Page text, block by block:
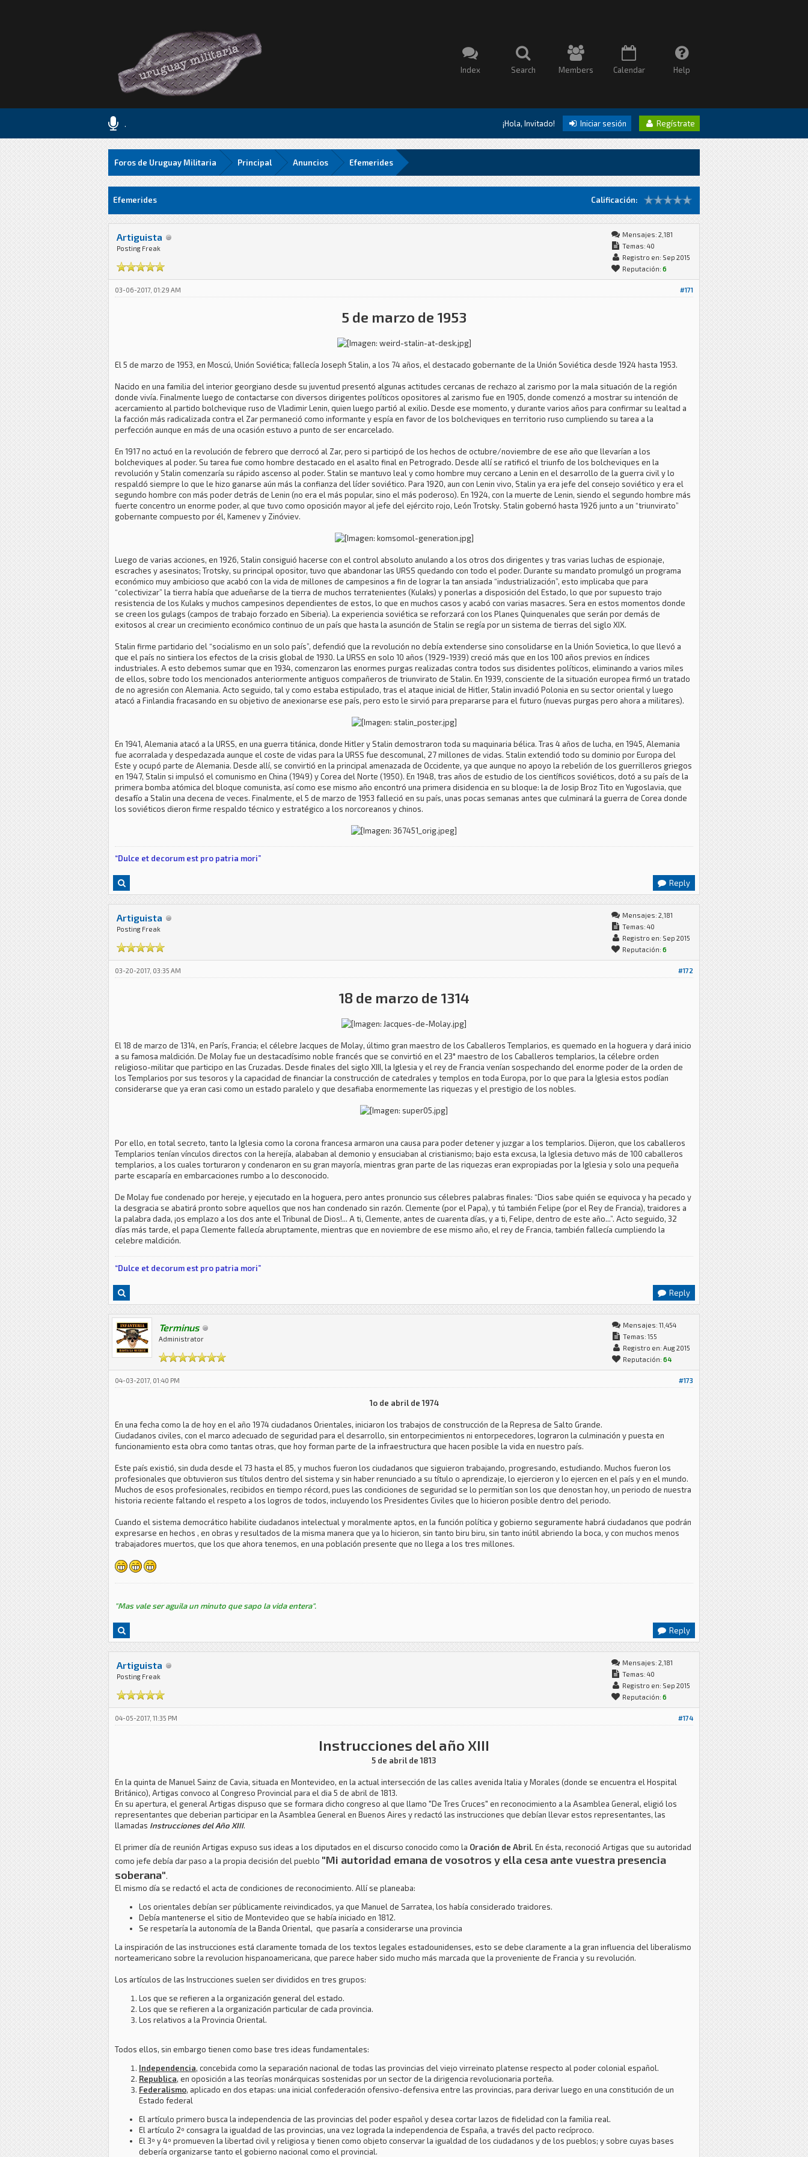
Index Search Members Calendar Help
. ¡Hola, Invitado! Iniciar sesión Regístrate
Foros de Uruguay Militaria Principal Anuncios Efemerides
Calificación:
0 voto(s) - 0 Media
1
2
3
4
5 Efemerides
Artiguista
Posting Freak
Mensajes: 2,181
Temas: 40
Registro en: Sep 2015
Reputación: 6
#171
03-06-2017, 01:29 AM
5 de marzo de 1953
El 5 de marzo de 1953, en Moscú, Unión Soviética; fallecía Joseph Stalin, a los 74 años, el destacado gobernante de la Unión Soviética desde 1924 hasta 1953.
Nacido en una familia del interior georgiano desde su juventud presentó algunas actitudes cercanas de rechazo al zarismo por la mala situación de la región
donde vivía. Finalmente luego de contactarse con diversos dirigentes políticos opositores al zarismo fue en 1905, donde comenzó a mostrar su intención de
acercamiento al partido bolchevique ruso de Vladimir Lenin, quien luego partió al exilio. Desde ese momento, y durante varios años para confirmar su lealtad a
la facción más radicalizada contra el Zar permaneció como informante y espía en favor de los bolcheviques en territorio ruso cumpliendo su tarea a la
perfección aunque en más de una ocasión estuvo a punto de ser encarcelado.
En 1917 no actuó en la revolución de febrero que derrocó al Zar, pero si participó de los hechos de octubre/noviembre de ese año que llevarían a los
bolcheviques al poder. Su tarea fue como hombre destacado en el asalto final en Petrogrado. Desde allí se ratificó el triunfo de los bolcheviques en la
revolución y Stalin comenzaría su rápido ascenso al poder. Stalin se mantuvo leal y como hombre muy cercano a Lenin en el desarrollo de la guerra civil y lo
respaldó siempre lo que le hizo ganarse aún más la confianza del líder soviético. Para 1920, aun con Lenin vivo, Stalin ya era jefe del consejo soviético y era el
segundo hombre con más poder detrás de Lenin (no era el más popular, sino el más poderoso). En 1924, con la muerte de Lenin, siendo el segundo hombre más
fuerte concentro un enorme poder, al que tuvo como oposición mayor al jefe del ejército rojo, León Trotsky. Stalin gobernó hasta 1926 junto a un “triunvirato”
gobernante compuesto por él, Kamenev y Zinóviev.
Luego de varias acciones, en 1926, Stalin consiguió hacerse con el control absoluto anulando a los otros dos dirigentes y tras varias luchas de espionaje,
escraches y asesinatos; Trotsky, su principal opositor, tuvo que abandonar las URSS quedando con todo el poder. Durante su mandato promulgó un programa
económico muy ambicioso que acabó con la vida de millones de campesinos a fin de lograr la tan ansiada “industrialización”, esto implicaba que para
“colectivizar” la tierra había que adueñarse de la tierra de muchos terratenientes (Kulaks) y ponerlas a disposición del Estado, lo que por supuesto trajo
resistencia de los Kulaks y muchos campesinos dependientes de estos, lo que en muchos casos y acabó con varias masacres. Sera en estos momentos donde
se creen los gulags (campos de trabajo forzado en Siberia). La experiencia soviética se reforzará con los Planes Quinquenales que serán por demás de
exitosos al crear un crecimiento económico continuo de un país que hasta la asunción de Stalin se regía por un sistema de tierras del siglo XIX.
Stalin firme partidario del “socialismo en un solo país”, defendió que la revolución no debía extenderse sino consolidarse en la Unión Sovietica, lo que llevó a
que el país no sintiera los efectos de la crisis global de 1930. La URSS en solo 10 años (1929-1939) creció más que en los 100 años previos en índices
industriales. A esto debemos sumar que en 1934, comenzaron las enormes purgas realizadas contra todos sus disidentes políticos, eliminando a varios miles
de ellos, sobre todo los mencionados anteriormente antiguos compañeros de triunvirato de Stalin. En 1939, consciente de la situación europea firmó un tratado
de no agresión con Alemania. Acto seguido, tal y como estaba estipulado, tras el ataque inicial de Hitler, Stalin invadió Polonia en su sector oriental y luego
atacó a Finlandia fracasando en su objetivo de anexionarse ese país, pero esto le sirvió para prepararse para el futuro (nuevas purgas pero ahora a militares).
En 1941, Alemania atacó a la URSS, en una guerra titánica, donde Hitler y Stalin demostraron toda su maquinaria bélica. Tras 4 años de lucha, en 1945, Alemania
fue acorralada y despedazada aunque el coste de vidas para la URSS fue descomunal, 27 millones de vidas. Stalin extendió todo su dominio por Europa del
Este y ocupó parte de Alemania. Desde allí, se convirtió en la principal amenazada de Occidente, ya que aunque no apoyo la rebelión de los guerrilleros griegos
en 1947, Stalin si impulsó el comunismo en China (1949) y Corea del Norte (1950). En 1948, tras años de estudio de los científicos soviéticos, dotó a su país de la
primera bomba atómica del bloque comunista, así como ese mismo año encontró una primera disidencia en su bloque: la de Josip Broz Tito en Yugoslavia, que
desafío a Stalin una decena de veces. Finalmente, el 5 de marzo de 1953 falleció en su país, unas pocas semanas antes que culminará la guerra de Corea donde
los soviéticos dieron firme respaldo técnico y estratégico a los norcoreanos y chinos.
“Dulce et decorum est pro patria mori”
Reply
Artiguista
Posting Freak
Mensajes: 2,181
Temas: 40
Registro en: Sep 2015
Reputación: 6
#172
03-20-2017, 03:35 AM
18 de marzo de 1314
El 18 de marzo de 1314, en París, Francia; el célebre Jacques de Molay, último gran maestro de los Caballeros Templarios, es quemado en la hoguera y dará inicio
a su famosa maldición. De Molay fue un destacadísimo noble francés que se convirtió en el 23° maestro de los Caballeros templarios, la célebre orden
religioso-militar que participo en las Cruzadas. Desde finales del siglo XIII, la Iglesia y el rey de Francia venían sospechando del enorme poder de la orden de
los Templarios por sus tesoros y la capacidad de financiar la construcción de catedrales y templos en toda Europa, por lo que para la Iglesia estos podían
considerarse que ya eran casi como un estado paralelo y que desafiaba enormemente las riquezas y el prestigio de los nobles.
Por ello, en total secreto, tanto la Iglesia como la corona francesa armaron una causa para poder detener y juzgar a los templarios. Dijeron, que los caballeros
Templarios tenían vínculos directos con la herejía, alababan al demonio y ensuciaban al cristianismo; bajo esta excusa, la Iglesia detuvo más de 100 caballeros
templarios, a los cuales torturaron y condenaron en su gran mayoría, mientras gran parte de las riquezas eran expropiadas por la Iglesia y solo una pequeña
parte escaparía en embarcaciones rumbo a lo desconocido.
De Molay fue condenado por hereje, y ejecutado en la hoguera, pero antes pronuncio sus célebres palabras finales: “Dios sabe quién se equivoca y ha pecado y
la desgracia se abatirá pronto sobre aquellos que nos han condenado sin razón. Clemente (por el Papa), y tú también Felipe (por el Rey de Francia), traidores a
la palabra dada, ¡os emplazo a los dos ante el Tribunal de Dios!... A ti, Clemente, antes de cuarenta días, y a ti, Felipe, dentro de este año...”. Acto seguido, 32
días más tarde, el papa Clemente fallecía abruptamente, mientras que en noviembre de ese mismo año, el rey de Francia, también fallecía cumpliendo la
celebre maldición.
“Dulce et decorum est pro patria mori”
Reply
Terminus
Administrator
Mensajes: 11,454
Temas: 155
Registro en: Aug 2015
Reputación: 64
#173
04-03-2017, 01:40 PM
1o de abril de 1974
En una fecha como la de hoy en el año 1974 ciudadanos Orientales, iniciaron los trabajos de construcción de la Represa de Salto Grande.
Ciudadanos civiles, con el marco adecuado de seguridad para el desarrollo, sin entorpecimientos ni entorpecedores, lograron la culminación y puesta en
funcionamiento esta obra como tantas otras, que hoy forman parte de la infraestructura que hacen posible la vida en nuestro país.
Este país existió, sin duda desde el 73 hasta el 85, y muchos fueron los ciudadanos que siguieron trabajando, progresando, estudiando. Muchos fueron los
profesionales que obtuvieron sus títulos dentro del sistema y sin haber renunciado a su título o aprendizaje, lo ejercieron y lo ejercen en el país y en el mundo.
Muchos de esos profesionales, recibidos en tiempo récord, pues las condiciones de seguridad se lo permitían son los que denostan hoy, un periodo de nuestra
historia reciente faltando el respeto a los logros de todos, incluyendo los Presidentes Civiles que lo hicieron posible dentro del periodo.
Cuando el sistema democrático habilite ciudadanos intelectual y moralmente aptos, en la función política y gobierno seguramente habrá ciudadanos que podrán
expresarse en hechos , en obras y resultados de la misma manera que ya lo hicieron, sin tanto biru biru, sin tanto inútil abriendo la boca, y con muchos menos
trabajadores muertos, que los que ahora tenemos, en una población presente que no llega a los tres millones.
"Mas vale ser aguila un minuto que sapo la vida entera".
Reply
Artiguista
Posting Freak
Mensajes: 2,181
Temas: 40
Registro en: Sep 2015
Reputación: 6
#174
04-05-2017, 11:35 PM
Instrucciones del año XIII
5 de abril de 1813
En la quinta de Manuel Sainz de Cavia, situada en Montevideo, en la actual intersección de las calles avenida Italia y Morales (donde se encuentra el Hospital
Británico), Artigas convoco al Congreso Provincial para el dia 5 de abril de 1813.
En su apertura, el general Artigas dispuso que se formara dicho congreso al que llamo "De Tres Cruces" en reconocimiento a la Asamblea General, eligió los
representantes que deberian participar en la Asamblea General en Buenos Aires y redactó las instrucciones que debían llevar estos representantes, las
llamadas Instrucciones del Año XIII.
El primer día de reunión Artigas expuso sus ideas a los diputados en el discurso conocido como la Oración de Abril. En ésta, reconoció Artigas que su autoridad
como jefe debía dar paso a la propia decisión del pueblo "Mi autoridad emana de vosotros y ella cesa ante vuestra presencia
soberana".
El mismo día se redactó el acta de condiciones de reconocimiento. Allí se planeaba:
Los orientales debían ser públicamente reivindicados, ya que Manuel de Sarratea, los había considerado traidores.
Debía mantenerse el sitio de Montevideo que se había iniciado en 1812.
Se respetaría la autonomía de la Banda Oriental, que pasaría a considerarse una provincia
La inspiración de las instrucciones está claramente tomada de los textos legales estadounidenses, esto se debe claramente a la gran influencia del liberalismo
norteamericano sobre la revolucion hispanoamericana, que parece haber sido mucho más marcada que la proveniente de Francia y su revolución.
Los artículos de las Instrucciones suelen ser divididos en tres grupos:
Los que se refieren a la organización general del estado.
Los que se refieren a la organización particular de cada provincia.
Los relativos a la Provincia Oriental.
Todos ellos, sin embargo tienen como base tres ideas fundamentales:
Independencia, concebida como la separación nacional de todas las provincias del viejo virreinato platense respecto al poder colonial español.
Republica, en oposición a las teorías monárquicas sostenidas por un sector de la dirigencia revolucionaria porteña.
Federalismo, aplicado en dos etapas: una inicial confederación ofensivo-defensiva entre las provincias, para derivar luego en una constitución de un
Estado federal
El artículo primero busca la independencia de las provincias del poder español y desea cortar lazos de fidelidad con la familia real.
El artículo 2º consagra la igualdad de las provincias, una vez lograda la independencia de España, a través del pacto recíproco.
El 3º y 4º promueven la libertad civil y religiosa y tienen como objeto conservar la igualdad de los ciudadanos y de los pueblos; y sobre cuyas bases
debería organizarse tanto el gobierno nacional como el provincial.